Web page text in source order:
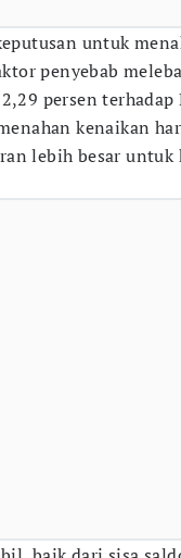
untuk
penyebab
persen terhadap
kenaikan
lebih besar